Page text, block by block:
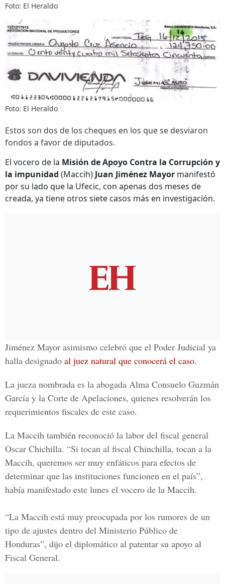
Foto: El Heraldo
Foto: El Heraldo
Estos son dos de los cheques en los que se desviaron
fondos a favor de diputados.
El vocero de la Misión de Apoyo Contra la Corrupción y
la impunidad (Maccih)
manifestó
por su lado que la Ufecic, con apenas dos meses de
creada, ya tiene otros siete casos más en investigación.
Jiménez Mayor asimismo celebró que el Poder Judicial ya
halla designado al juez natural que conocerá el caso.
La jueza nombrada es la abogada Alma Consuelo Guzmán
García y la Corte de Apelaciones, quienes resolverán los
requerimientos fiscales de este caso.
La Maccih también reconoció la labor del fiscal general
Oscar Chichilla. “Si tocan al fiscal Chinchilla, tocan a la
Maccih, queremos ser muy enfáticos para efectos de
determinar que las instituciones funcionen en el país”,
había manifestado este lunes el vocero de la Maccih.
“La Maccih está muy preocupada por los rumores de un
tipo de ajustes dentro del Ministerio Público de
Honduras”, dijo el diplomático al patentar su apoyo al
Fiscal General.